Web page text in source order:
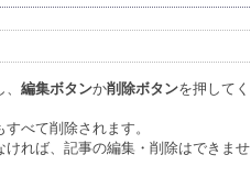
編集ボタンか削除ボタンを押してく
べて削除されます。
れば、記事の編集・削除はできませ